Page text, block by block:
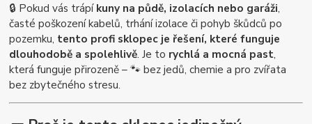
🔒 Pokud vás trápíkuny na půdě, izolacích nebo garáži,
časté poškození kabelů, trhání izolace či pohyb škůdců po
pozemku, tento profi sklopec je řešení, které funguje
dlouhodobě a spolehlivě. Je to rychlá a mocná past,
která funguje přirozeně – 🐾 bez jedů, chemie a pro zvířata
bez zbytečného stresu.